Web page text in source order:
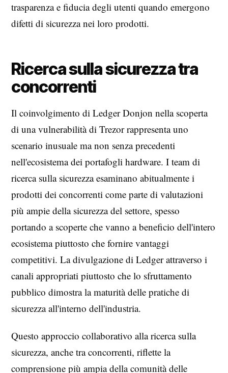
trasparenza e fiducia degli utenti quando emergono
difetti di sicurezza nei loro prodotti.
Ricerca sulla sicurezza tra
concorrenti
Il coinvolgimento di Ledger Donjon nella scoperta
di una vulnerabilità di Trezor rappresenta uno
scenario inusuale ma non senza precedenti
nell'ecosistema dei portafogli hardware. I team di
ricerca sulla sicurezza esaminano abitualmente i
prodotti dei concorrenti come parte di valutazioni
più ampie della sicurezza del settore, spesso
portando a scoperte che vanno a beneficio dell'intero
ecosistema piuttosto che fornire vantaggi
competitivi. La divulgazione di Ledger attraverso i
canali appropriati piuttosto che lo sfruttamento
pubblico dimostra la maturità delle pratiche di
sicurezza all'interno dell'industria.
Questo approccio collaborativo alla ricerca sulla
sicurezza, anche tra concorrenti, riflette la
comprensione più ampia della comunità delle